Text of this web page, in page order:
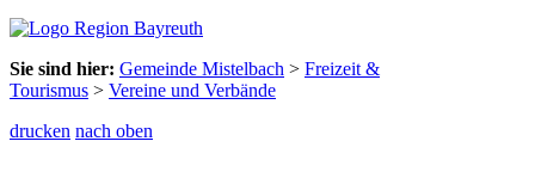
Sie sind hier: Gemeinde Mistelbach > Freizeit &
Tourismus > Vereine und Verbände
drucken nach oben